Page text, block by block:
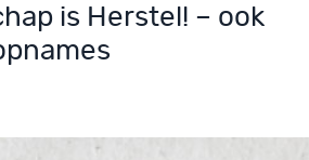
is Herstel! – ook